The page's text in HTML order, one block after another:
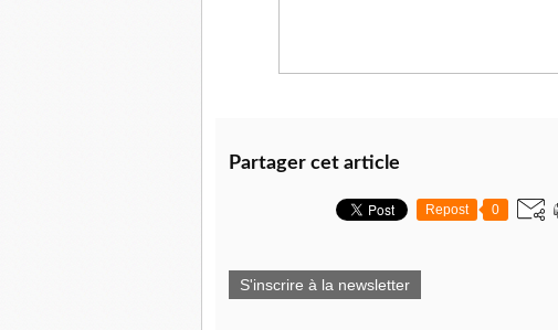
Partager cet article
Repost 0
S'inscrire à la newsletter